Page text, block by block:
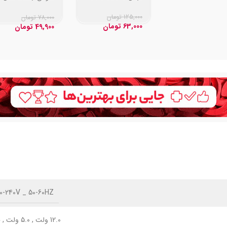
125,000 تومان
63,000 تومان
78,000 تومان
49,900 تومان
240V _ 50-60HZ
12.0 ولت , ۵.۰ ولت ,